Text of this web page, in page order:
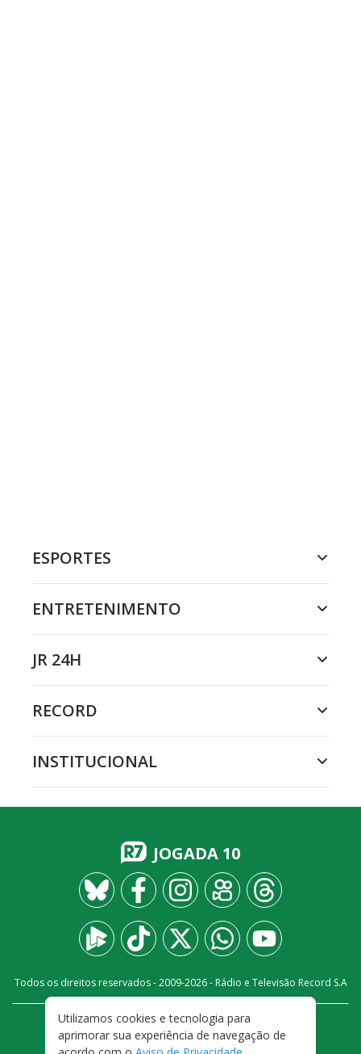
ESPORTES
ENTRETENIMENTO
JR 24H
RECORD
INSTITUCIONAL
JOGADA 10
Todos os direitos reservados - 2009-2026- Rádio e Televisão Record S.A
FALE CONOSCO
PRIVACIDADE
TERMOS E CONDIÇÕES DE USO
Utilizamos cookies e tecnologia para
aprimorar sua experiência de navegação de